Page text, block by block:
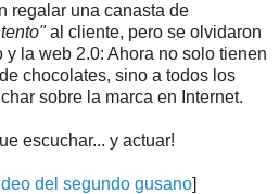
regalar una canasta de
al cliente, pero se olvidaron
la web 2.0: Ahora no solo tienen
chocolates, sino a todos los
sobre la marca en Internet.
escuchar... y actuar!
del segundo gusano]